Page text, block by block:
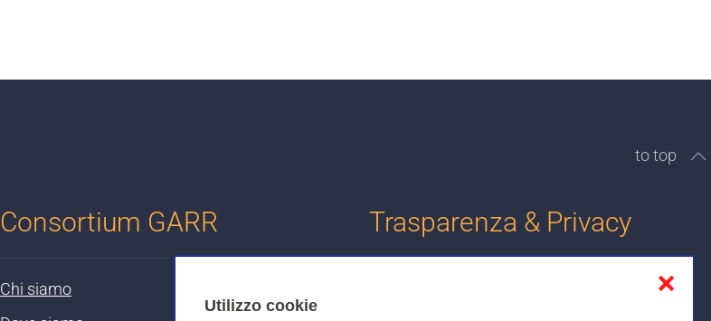
Utilizzo cookie
❌
to top
Consortium GARR
Chi siamo
Trasparenza & Privacy